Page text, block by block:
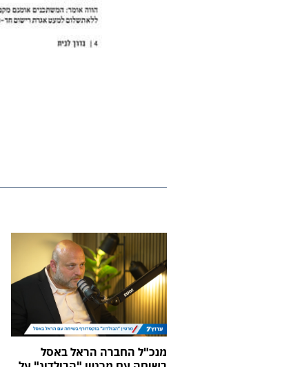
מנכ"ל החברה הראל באסל